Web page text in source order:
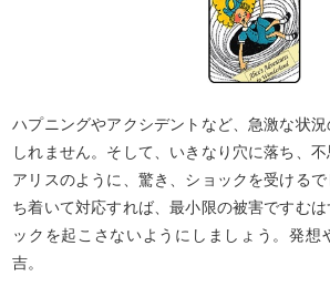
ハプニングやアクシデントなど、急激な状
しれません。そして、いきなり穴に落ち、
アリスのように、驚き、ショックを受ける
ち着いて対応すれば、最小限の被害ですむ
ックを起こさないようにしましょう。発想
吉。